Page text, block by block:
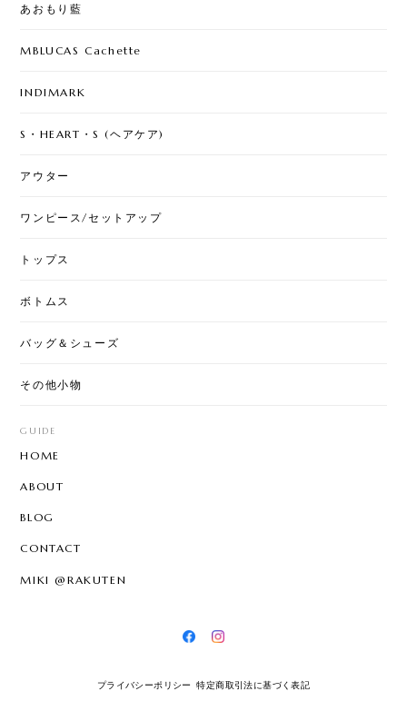
あおもり藍
MBLUCAS Cachette
INDIMARK
S・HEART・S (ヘアケア)
アウター
ワンピース/セットアップ
トップス
ボトムス
バッグ＆シューズ
その他小物
GUIDE
HOME
ABOUT
BLOG
CONTACT
MIKI @RAKUTEN
プライバシーポリシー 特定商取引法に基づく表記